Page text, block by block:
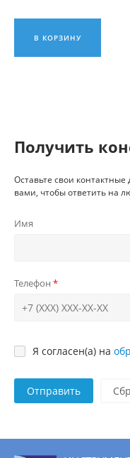
В КОРЗИНУ
Получить
Оставьте свои
вами, чтобы ответить на
Имя
Телефон
Я согласен(а) на
Отправить